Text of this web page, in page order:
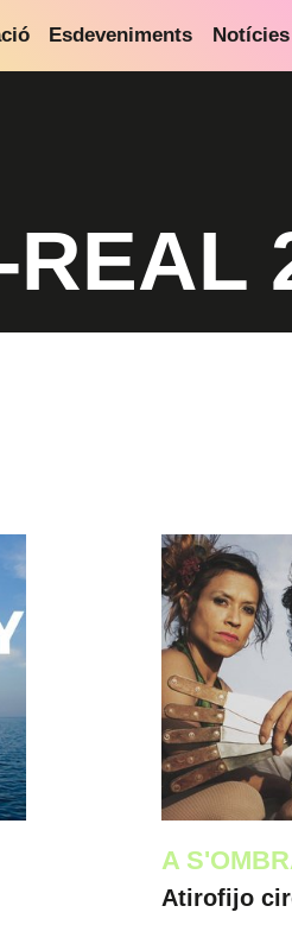
Esdeveniments Notícies
A
Atirofijo